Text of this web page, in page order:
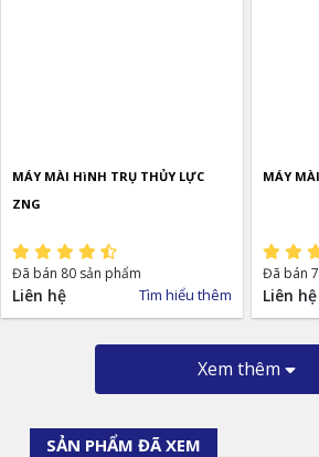
MÁY MÀI HìNH TRỤ THỦY LỰC
ZNG
Đã bán 80 sản phẩm
Liên hệ Tìm hiểu thêm
MÁY
Đã bán
Liên hệ
Xem thêm
SẢN PHẨM ĐÃ XEM